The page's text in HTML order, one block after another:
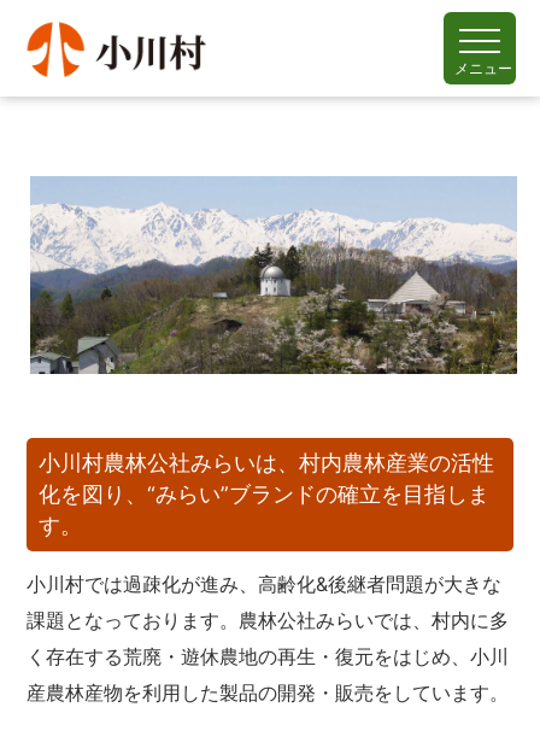
メニュー
小川村農林公社みらいは、村内農林産業の活性
化を図り、“みらい”ブランドの確立を目指しま
す。
小川村では過疎化が進み、高齢化&後継者問題が大きな
課題となっております。農林公社みらいでは、村内に多
く存在する荒廃・遊休農地の再生・復元をはじめ、小川
産農林産物を利用した製品の開発・販売をしています。